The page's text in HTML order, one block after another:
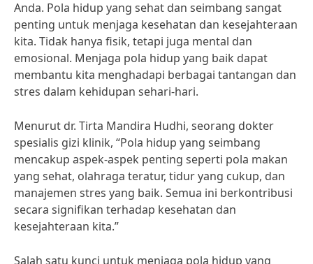
Anda. Pola hidup yang sehat dan seimbang sangat
penting untuk menjaga kesehatan dan kesejahteraan
kita. Tidak hanya fisik, tetapi juga mental dan
emosional. Menjaga pola hidup yang baik dapat
membantu kita menghadapi berbagai tantangan dan
stres dalam kehidupan sehari-hari.
Menurut dr. Tirta Mandira Hudhi, seorang dokter
spesialis gizi klinik, “Pola hidup yang seimbang
mencakup aspek-aspek penting seperti pola makan
yang sehat, olahraga teratur, tidur yang cukup, dan
manajemen stres yang baik. Semua ini berkontribusi
secara signifikan terhadap kesehatan dan
kesejahteraan kita.”
Salah satu kunci untuk menjaga pola hidup yang